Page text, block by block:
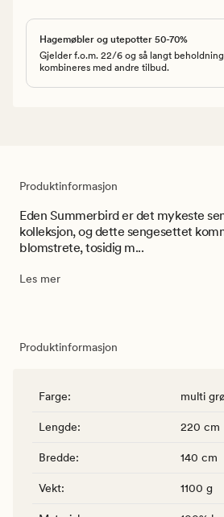
Hagemøbler og utepotter 50-70%
Gjelder f.o.m. 22/6 og så langt
kombineres med andre tilbud.
Produktinformasjon
Eden Summerbird er det mykeste
kolleksjon, og dette sengesettet
blomstrete, tosidig m...
Les mer
Produktinformasjon
Farge: multi
Lengde: 220 cm
Bredde: 140 cm
Vekt: 1100 g